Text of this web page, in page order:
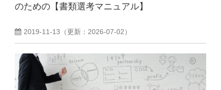
のための【書類選考マニュアル】
2019-11-13 （更新： 2026-07-02）